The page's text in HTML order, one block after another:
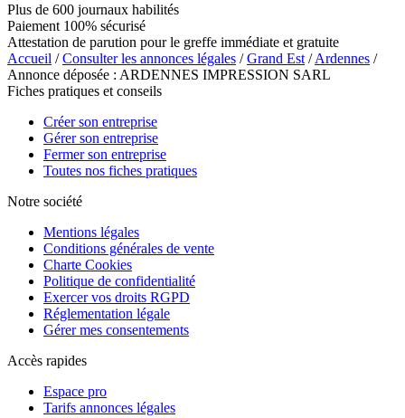
Plus de 600 journaux habilités
Paiement 100% sécurisé
Attestation de parution pour le greffe immédiate et gratuite
Accueil /Consulter les annonces légales /Grand Est /Ardennes /
Annonce déposée : ARDENNES IMPRESSION SARL
Fiches pratiques et conseils
Créer son entreprise
Gérer son entreprise
Fermer son entreprise
Toutes nos fiches pratiques
Notre société
Mentions légales
Conditions générales de vente
Charte Cookies
Politique de confidentialité
Exercer vos droits RGPD
Réglementation légale
Gérer mes consentements
Accès rapides
Espace pro
Tarifs annonces légales